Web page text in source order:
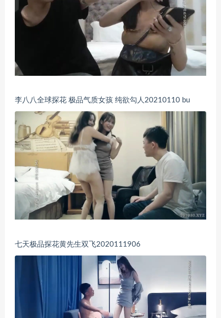
李八八全球探花 极品气质女孩 纯欲勾人20210110 bu
七天极品探花黄先生双飞2020111906